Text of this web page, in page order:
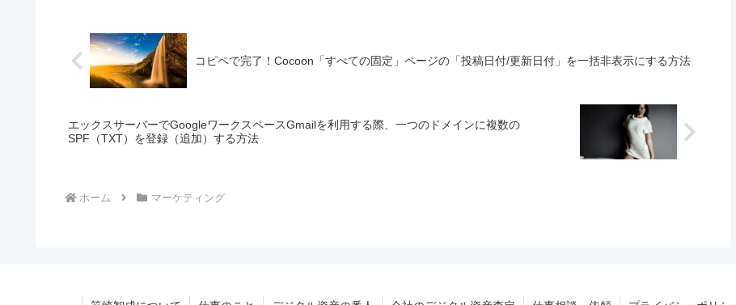
コピペで完了！Cocoon「すべての固定」ページの「投稿日付/更新日付」を一括非表示にする方法
エックスサーバーでGoogleワークスペースGmailを利用する際、一つのドメインに複数の
SPF（TXT）を登録（追加）する方法
ホーム マーケティング